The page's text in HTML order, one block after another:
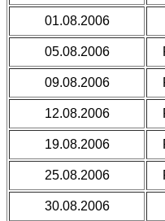
01.08.2006
05.08.2006
09.08.2006
12.08.2006
19.08.2006
25.08.2006
30.08.2006